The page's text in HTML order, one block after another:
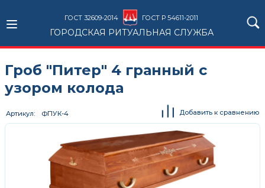
ГОСТ 32609-2014 ГОСТ Р 54611-2011
ГОРОДСКАЯ РИТУАЛЬНАЯ СЛУЖБА
Гроб "Питер" 4 гранный с
узором колода
Артикул ФПУК-4 Добавить к сравнению